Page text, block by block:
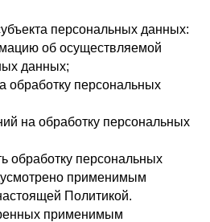
персональных данных:
об осуществляемой
данных;
обработку персональных
на обработку персональных
обработку персональных
применимым
Политикой.
применимым